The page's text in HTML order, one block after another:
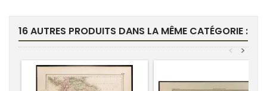
16 AUTRES PRODUITS DANS LA MÊME CATÉGORIE :
>
<